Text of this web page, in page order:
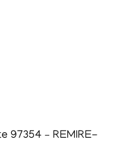
97354 – REMIRE-